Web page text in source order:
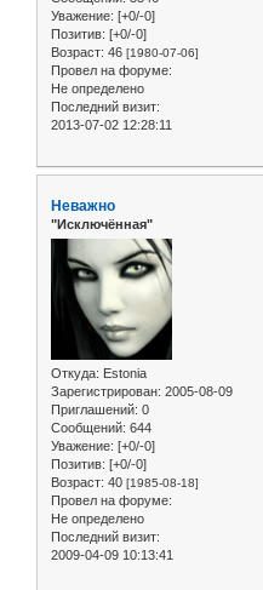
Уважение: [+0/-0]
Позитив: [+0/-0]
Возраст: 46 [1980-07-06]
Провел на форуме:
Не определено
Последний визит:
2013-07-02 12:28:11
Неважно
"Исключённая"
Откуда: Estonia
Зарегистрирован: 2005-08-09
Приглашений: 0
Сообщений: 644
Уважение: [+0/-0]
Позитив: [+0/-0]
Возраст: 40 [1985-08-18]
Провел на форуме:
Не определено
Последний визит:
2009-04-09 10:13:41